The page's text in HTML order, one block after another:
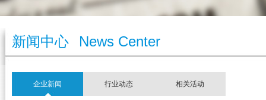
新闻中心 News Center
企业新闻 行业动态 相关活动